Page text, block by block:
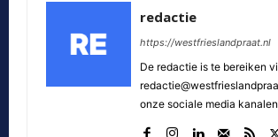
redactie
https://westfrieslandpraat.nl
De redactie is te bereiken
onze sociale media